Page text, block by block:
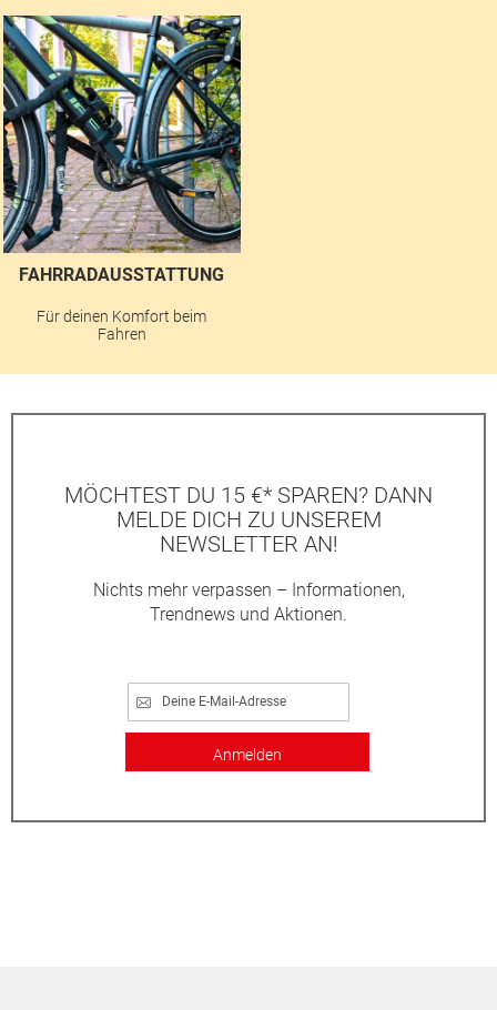
FAHRRADAUSSTATTUNG
Für deinen Komfort beim
Fahren
MÖCHTEST DU 15 €* SPAREN? DANN
MELDE DICH ZU UNSEREM
NEWSLETTER AN!
Nichts mehr verpassen – Informationen,
Trendnews und Aktionen.
Anmelden